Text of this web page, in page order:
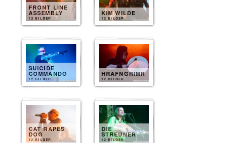
FRONT LINE
ASSEMBLY
12 BILDER
KIM WILDE
12 BILDER
SUICIDE
COMMANDO
12 BILDER
HRAFNGRIMR
12 BILDER
CAT RAPES
DOG
12 BILDER
DIE
STREUNER
12 BILDER